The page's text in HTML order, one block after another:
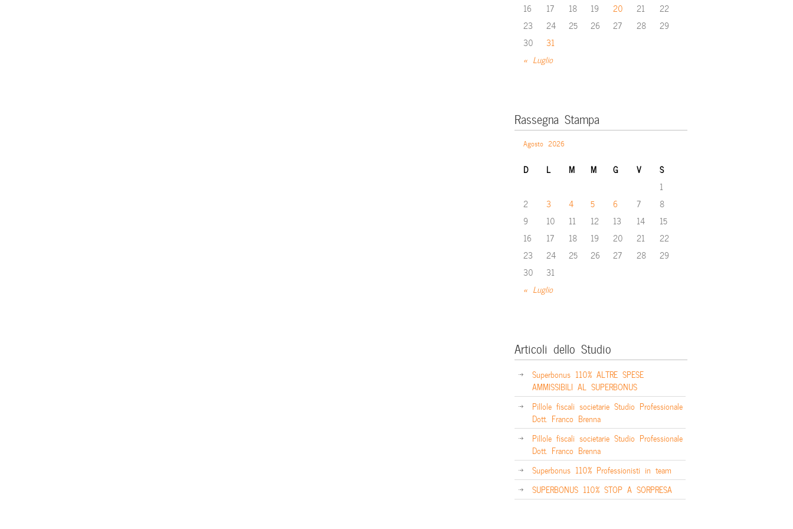
« Luglio
16
17 18 19 20 21
22
23
24 25 26 27 28
29
30
31
Rassegna Stampa
Agosto 2026
D L M M G V S
« Luglio
1
2
3 4 5 6 7
8
9
10 11 12 13 14
15
16
17 18 19 20 21
22
23
24 25 26 27 28
29
30
31
Articoli dello Studio
Superbonus 110% ALTRE SPESE
AMMISSIBILI AL SUPERBONUS
Pillole fiscali societarie Studio Professionale
Dott. Franco Brenna
Pillole fiscali societarie Studio Professionale
Dott. Franco Brenna
Superbonus 110% Professionisti in team
SUPERBONUS 110% STOP A SORPRESA